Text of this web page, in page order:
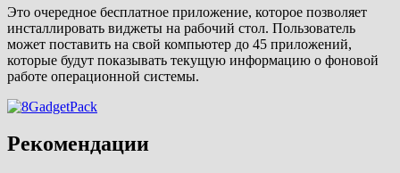
Это очередное бесплатное приложение, которое позволяет
инсталлировать виджеты на рабочий стол. Пользователь
может поставить на свой компьютер до 45 приложений,
которые будут показывать текущую информацию о фоновой
работе операционной системы.
Рекомендации